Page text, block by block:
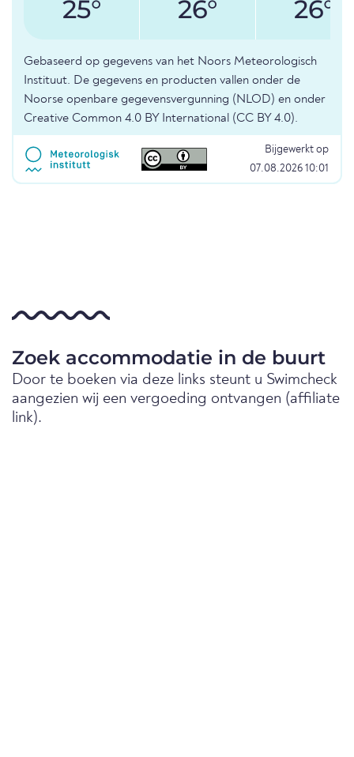
25° 26° 26°
Gebaseerd op gegevens van het Noors Meteorologisch
Instituut. De gegevens en producten vallen onder de
Noorse openbare gegevensvergunning (NLOD) en onder
Creative Common 4.0 BY International (CC BY 4.0).
Bijgewerkt op
07.08.2026 10:01
Zoek accommodatie in de buurt
Door te boeken via deze links steunt u Swimcheck
aangezien wij een vergoeding ontvangen (affiliate
link).